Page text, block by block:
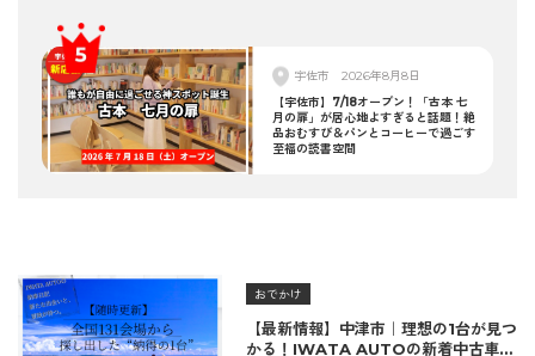
宇佐市
2026年8月8日
【宇佐市】7/18オープン！「古本 七
月の扉」が居心地よすぎると話題！絶
品おむすび＆パンとコーヒーで過ごす
至福の読書空間
おでかけ
【最新情報】中津市｜理想の1台が見つ
かる！IWATA AUTOの新着中古車＆